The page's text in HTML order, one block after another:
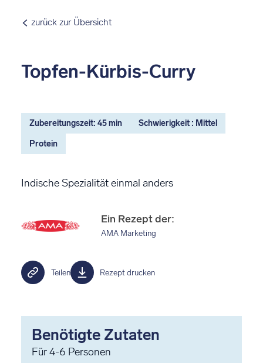
zurück zur Übersicht
Topfen-Kürbis-Curry
Zubereitungszeit: 45 min Schwierigkeit : Mittel
Protein
Indische Spezialität einmal anders
Ein Rezept der:
AMA Marketing
Teilen Rezept drucken
Benötigte Zutaten
Für4-6 Personen